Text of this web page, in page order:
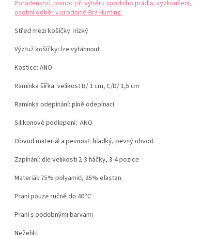
Poradenství, pomoc při výběru spodního prádla, vyzkoušení,
osobní odběr v prodejně Bra Hunting.
Střed mezi košíčky: nízký
Výztuž košíčky: lze vytáhnout
Kostice: ANO
Ramínka šířka: velikost B/ 1 cm, C/D/ 1,5 cm
Ramínka odepínání: plně odepínací
Silikonové podlepení: ANO
Obvod materiál a pevnost: hladký, pevný obvod
Zapínání: dle velikosti 2-3 háčky, 3-4 pozice
Materiál: 75% polyamid, 25% elastan
Praní pouze ručně do 40°C
Praní s podobnými barvami
Nežehlit